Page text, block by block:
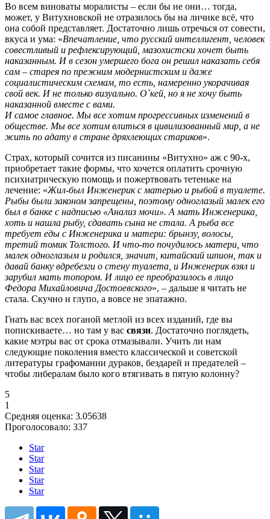
Во всем виноваты моралисты – если бы не они… тогда,
может, у Витухновской не отразилось бы на личике всё, что
она собой представляет. Достаточно лишь отречься от совести,
вкуса и ума: «Впечатление, что русский интеллигент, человек
совестливый и рефлексирующий, мазохистски хочет быть
наказанным. И в сезон умершего бога он решил наказать себя
сам – старея по прежним модернистским и даже
социалистическим схемам, то есть, намеренно укорачивая
свой век. И не только визуально. О`кeй, но я не хочу быть
наказанной вместе с вами.
И самое главное. Мы все хотим прогрессивных изменений в
обществе. Мы все хотим влиться в цивилизованный мир, а не
жить по адату в стране дряхлеющих стариков».
Страх, который сочится из писанины «Витухно» аж с 90-х,
приобретает такие формы, что хочется оплатить срочную
психиатрическую помощь и пожертвовать тетеньке на
лечение: «Жил-был Инженерик с матерью и рыбой в туалете.
Рыбы были законом запрещены, поэтому одноглазый малек его
был в банке с надписью «Анализ мочи». А мать Инженерика,
хоть и нашла рыбу, сдавать сына не стала. А рыба все
требует еды с Инженерика и матери: брынзу, волосы,
третий томик Толстого. И что-то почудилось матери, что
малек одноглазым и родился, значит, китайский шпион, так и
давай банку вдребезги о стену туалета, и Инженерик взял и
зарубил мать топором. И лицо ее преобразилось в лицо
Федора Михайловича Достоевского», – дальше я читать не
стала. Скучно и глупо, а вовсе не эпатажно.
Гнать вас всех поганой метлой из всех изданий, где вы
попискиваете… но там у вас связи. Достаточно поглядеть,
какие мэтры вас от срока отмазывали. Учить ли нам
следующие поколения вместо классической и советской
литературы графомании дураков, бездарей и предателей –
чтобы либералам было кого втягивать в пятую колонну?
5
1
Средняя оценка: 3.05638
Проголосовало: 337
Star
Star
Star
Star
Star